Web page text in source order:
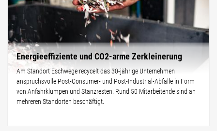
Energieeffiziente und CO2-arme Zerkleinerung
Am Standort Eschwege recycelt das 30-jährige Unternehmen
anspruchsvolle Post-Consumer- und Post-Industrial-Abfälle in Form
von Anfahrklumpen und Stanzresten. Rund 50 Mitarbeitende sind an
mehreren Standorten beschäftigt.